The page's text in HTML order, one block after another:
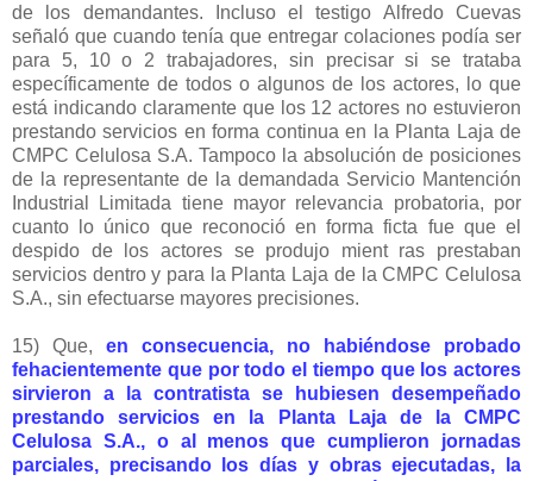
de los demandantes. Incluso el testigo Alfredo Cuevas
señaló que cuando tenía que entregar colaciones podía ser
para 5, 10 o 2 trabajadores, sin precisar si se trataba
específicamente de todos o algunos de los actores, lo que
está indicando claramente que los 12 actores no estuvieron
prestando servicios en forma continua en la Planta Laja de
CMPC Celulosa S.A. Tampoco la absolución de posiciones
de la representante de la demandada Servicio Mantención
Industrial Limitada tiene mayor relevancia probatoria, por
cuanto lo único que reconoció en forma ficta fue que el
despido de los actores se produjo mient ras prestaban
servicios dentro y para la Planta Laja de la CMPC Celulosa
S.A., sin efectuarse mayores precisiones.
15) Que, en consecuencia, no habiéndose probado
fehacientemente que por todo el tiempo que los actores
sirvieron a la contratista se hubiesen desempeñado
prestando servicios en la Planta Laja de la CMPC
Celulosa S.A., o al menos que cumplieron jornadas
parciales, precisando los días y obras ejecutadas, la